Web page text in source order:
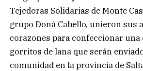
Tejedoras Solidarias de Monte
grupo Doná Cabello, unieron sus
corazones para confeccionar una
gorritos de lana que serán
comunidad en la provincia de